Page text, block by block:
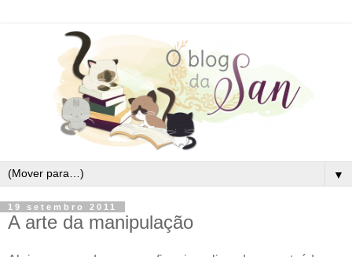
▼
19 setembro 2011
A arte da manipulação